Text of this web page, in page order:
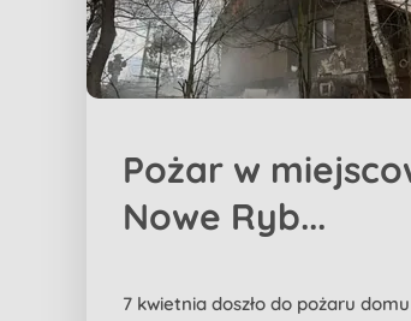
Pożar w
Nowe Ryb...
7 kwietnia doszło do pożaru